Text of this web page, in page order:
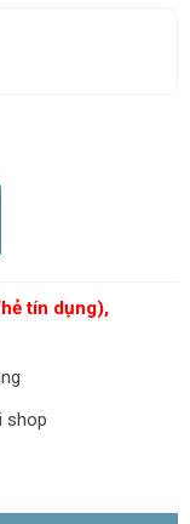
tín dụng),
shop